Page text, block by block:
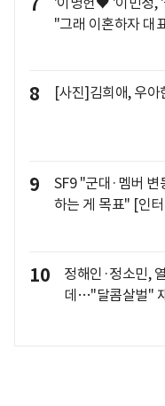
"그래 이혼하자 대
8 [사진]김희애, 우아
9
SF9 "군대·멤버 변
하는 게 목표" [인
10
정해인·정소민,
데…"달콤살벌"